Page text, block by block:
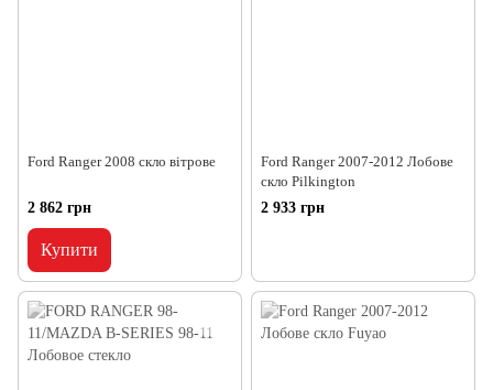
Ford Ranger 2008 скло вітрове
2 862 грн
Купити
Ford Ranger 2007-2012 Лобове
скло Pilkington
2 933 грн